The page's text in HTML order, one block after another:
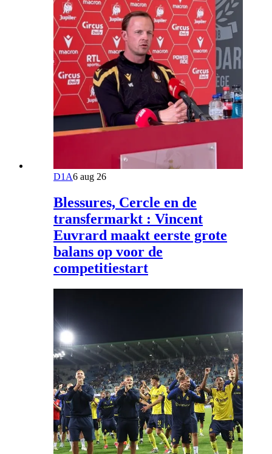
D1A6 aug 26
Blessures, Cercle en de
transfermarkt : Vincent
Euvrard maakt eerste grote
balans op voor de
competitiestart